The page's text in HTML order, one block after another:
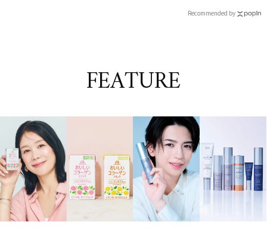
Recommended by
FEATURE